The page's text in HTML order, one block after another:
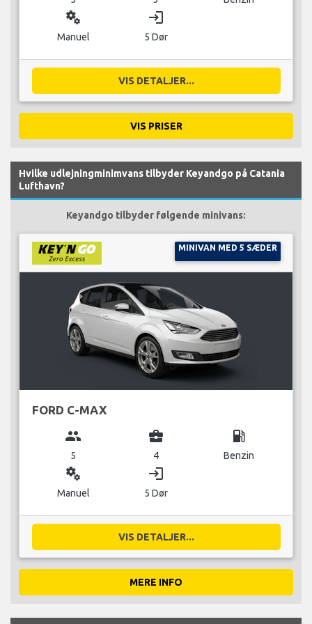
miscellaneous_services
Manuel
login
5 Dør
VIS DETALJER...
VIS PRISER
Hvilke udlejningminimvans tilbyder Keyandgo på Catania
Lufthavn?
Keyandgo tilbyder følgende minivans:
MINIVAN MED 5 SÆDER
FORD C-MAX
group
5
business_center
4
local_gas_station
Benzin
miscellaneous_services
Manuel
login
5 Dør
VIS DETALJER...
MERE INFO